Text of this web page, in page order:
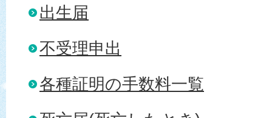
出生届
不受理申出
各種証明の手数料一覧